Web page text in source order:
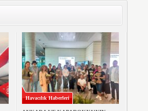
Havacılık Haberleri